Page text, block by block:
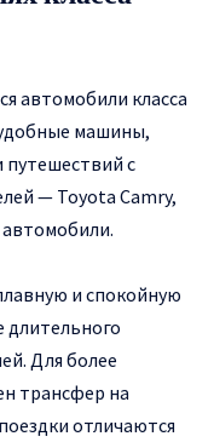
автомобили класса
машины,
путешествий с
— Toyota Camry,
автомобили.
и спокойную
длительного
Для более
трансфер на
отличаются